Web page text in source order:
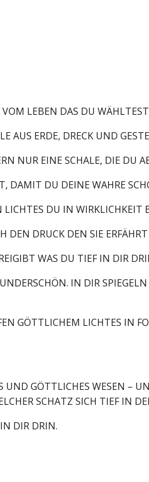
LEBEN DAS DU
AUS ERDE, DRECK UND
NUR EINE SCHALE, DIE DU
DAMIT DU DEINE WAHRE
LICHTES DU IN WIRKLICHKEIT
DEN DRUCK DEN SIE
WAS DU TIEF IN DIR
IN DIR
GÖTTLICHEM LICHTES IN
GÖTTLICHES WESEN –
SCHATZ SICH TIEF IN
DIR DRIN.